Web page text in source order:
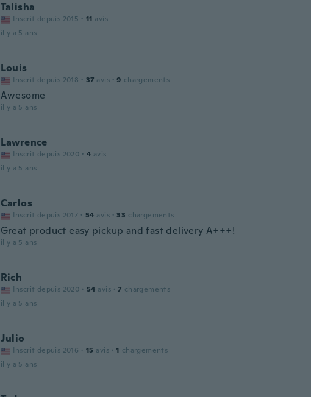
Talisha
Inscrit depuis 2015 · 11 avis
il y a 5 ans
Louis
Inscrit depuis 2018 · 37 avis · 9 chargements
Awesome
il y a 5 ans
Lawrence
Inscrit depuis 2020 · 4 avis
il y a 5 ans
Carlos
Inscrit depuis 2017 · 54 avis · 33 chargements
Great product easy pickup and fast delivery A+++!
il y a 5 ans
Rich
Inscrit depuis 2020 · 54 avis · 7 chargements
il y a 5 ans
Julio
Inscrit depuis 2016 · 15 avis · 1 chargements
il y a 5 ans